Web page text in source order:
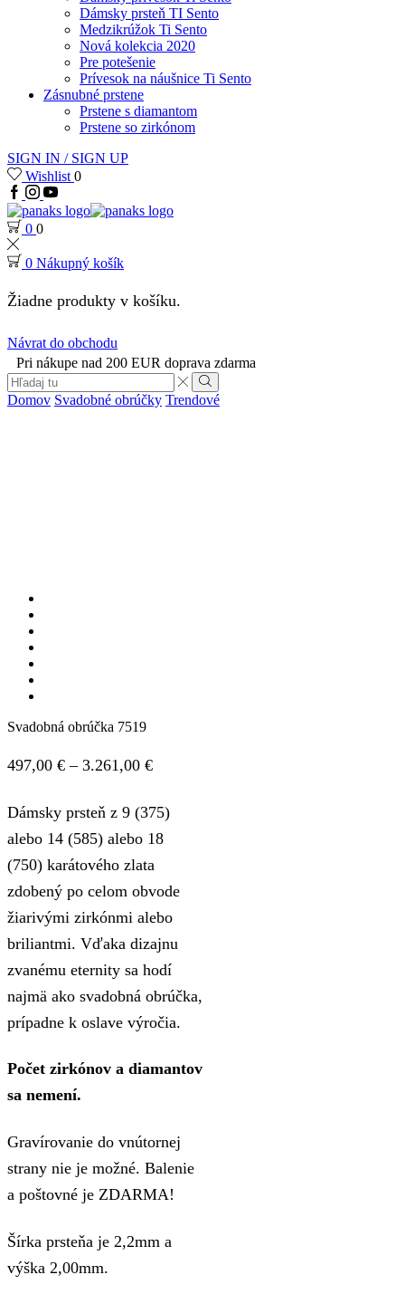
Dámsky prsteň TI Sento
Medzikrúžok Ti Sento
Nová kolekcia 2020
Pre potešenie
Prívesok na náušnice Ti Sento
Zásnubné prstene
Prstene s diamantom
Prstene so zirkónom
SIGN IN / SIGN UP
Wishlist 0
Facebook
Instagram
Youtube
0 0
0 Nákupný košík
Žiadne produkty v košíku.
Návrat do obchodu
Pri nákupe nad 200 EUR doprava zdarma
Search
input
Search
Domov Svadobné obrúčky Trendové
Svadobná obrúčka 7519
497,00 € – 3.261,00 €Price
497,00 €
through
3.261,00 €
Dámsky prsteň z 9 (375)
alebo 14 (585) alebo 18
(750) karátového zlata
zdobený po celom obvode
žiarivými zirkónmi alebo
briliantmi. Vďaka dizajnu
zvanému eternity sa hodí
najmä ako svadobná obrúčka,
prípadne k oslave výročia.
Počet zirkónov a diamantov
sa nemení.
Gravírovanie do vnútornej
strany nie je možné. Balenie
a poštovné je ZDARMA!
Šírka prsteňa je 2,2mm a
výška 2,00mm.